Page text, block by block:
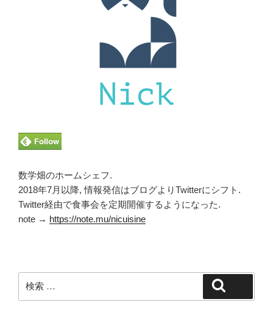
数学畑のホームシェフ.
2018年7月以降, 情報発信はブログよりTwitterにシフト.
Twitter経由で食事会を定期開催するようになった.
note → https://note.mu/nicuisine
索: